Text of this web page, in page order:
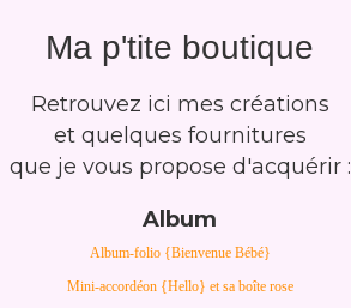
Ma p'tite boutique
Retrouvez ici mes créations
et quelques fournitures
que je vous propose d'acquérir :
Album
Album-folio {Bienvenue Bébé}
Mini-accordéon {Hello} et sa boîte rose